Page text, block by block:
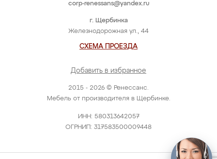
2015 - 2026 © Ренессанс.
Мебель от производителя в Щербинке.
ИНН: 580313642057
ОГРНИП: 317583500009448
г. Щербинка
Железнодорожная ул., 44
СХЕМА ПРОЕЗДА
Добавить в избранное
corp-renessans@yandex.ru